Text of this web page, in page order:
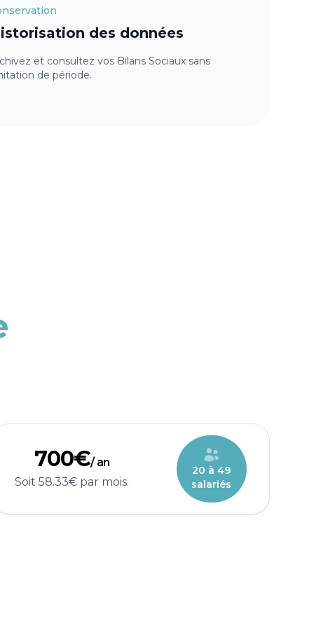
des données
et consultez vos Bilans Sociaux sans
de période.
700€/ an
Soit 58.33€ par mois.
20 à 49
salariés